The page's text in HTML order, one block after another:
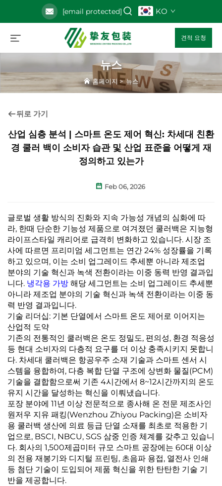
[email protected] KO
견적 요청
뉴스
홈페이지 >뉴스
뒤로 가기
산업 심층 분석 | 스마트 온도 제어 혁신: 차세대 친환
경 쿨러 백이 소비자 습관 및 산업 표준을 어떻게 재
정의하고 있는가
Feb 06, 2026
글로벌 생활 방식의 진화와 지속 가능성 개념의 심화에 따
라, 한때 단순한 기능성 제품으로 여겨졌던 쿨러백은 지능형
라이프스타일 캐리어로 급격히 변화하고 있습니다. 시장 조
사에 따르면 프리미엄 세그먼트는 연간 24% 성장률을 기록
하고 있으며, 이는 소비 업그레이드 추세뿐 아니라 제조업
분야의 기술 혁신과 녹색 전환이라는 이중 동력 반영 결과입
니다. 냉각용 가방 해당 세그먼트는 소비 업그레이드 추세뿐
아니라 제조업 분야의 기술 혁신과 녹색 전환이라는 이중 동
력 반영 결과입니다.
기술 리더십: 기본 단열에서 스마트 온도 제어로 이어지는
산업적 도약
기존의 전통적인 쿨러백은 온도 정밀도, 편의성, 환경 적응성
등 현대 소비자의 다층적 요구를 더 이상 충족시키지 못합니
다. 차세대 쿨러백은 항공우주 소재 기술과 스마트 센서 시
스템을 융합하여, 다층 복합 단열 구조에 상변화 물질(PCM)
기술을 결합함으로써 기존 4시간에서 8~12시간까지의 온도
유지 시간을 달성하는 혁신을 이뤄냈습니다.
포장 분야에 11년 이상 전문적으로 종사해 온 전문 제조사인
원저우 지유 패킹(Wenzhou Zhiyou Packing)은 소비자
용 쿨러백 생산에 의료 등급 단열 소재를 최초로 적용한 기
업으로, BSCI, NBCU, SGS 삼중 인증 체계를 갖추고 있습니
다. 회사의 1,500제곱미터 규모 스마트 공장에는 60대 이상
의 전용 재봉기와 디지털 프린팅, 초음파 용접, 열전사 인쇄
등 첨단 기술이 도입되어 제품 혁신을 위한 탄탄한 기술 기
반을 제공합니다.